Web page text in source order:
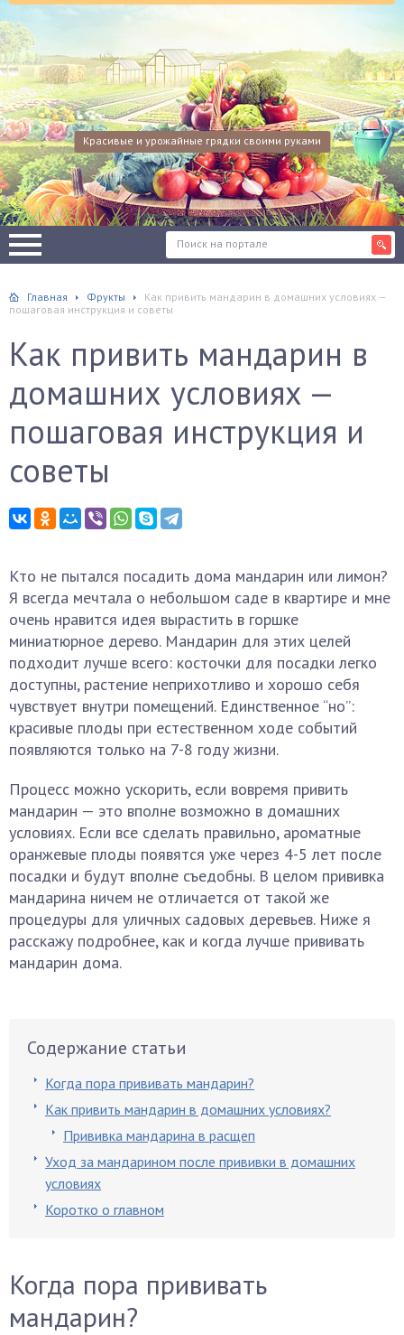
Красивые и урожайные грядки своими руками
Главная Фрукты
Как привить мандарин в домашних условиях —
пошаговая инструкция и советы
Как привить мандарин в
домашних условиях —
пошаговая инструкция и
советы
Кто не пытался посадить дома мандарин или лимон?
Я всегда мечтала о небольшом саде в квартире и мне
очень нравится идея вырастить в горшке
миниатюрное дерево. Мандарин для этих целей
подходит лучше всего: косточки для посадки легко
доступны, растение неприхотливо и хорошо себя
чувствует внутри помещений. Единственное “но”:
красивые плоды при естественном ходе событий
появляются только на 7-8 году жизни.
Процесс можно ускорить, если вовремя привить
мандарин — это вполне возможно в домашних
условиях. Если все сделать правильно, ароматные
оранжевые плоды появятся уже через 4-5 лет после
посадки и будут вполне съедобны. В целом прививка
мандарина ничем не отличается от такой же
процедуры для уличных садовых деревьев. Ниже я
расскажу подробнее, как и когда лучше прививать
мандарин дома.
Содержание статьи
Когда пора прививать мандарин?
Как привить мандарин в домашних условиях?
Прививка мандарина в расщеп
Уход за мандарином после прививки в домашних
условиях
Коротко о главном
Когда пора прививать
мандарин?